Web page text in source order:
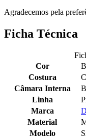
Agradecemos pela
Ficha Técnica
Cor
Costura
Câmara Interna
Linha
Marca
Material
Modelo